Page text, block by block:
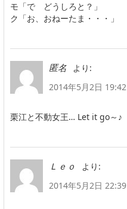
モ「で どうしろと？」
ク「お、おねーたま・・・」
匿名
より:
2014年5月2日 19:42
栗江と不動女王… Let it go～♪
Ｌｅｏ
より:
2014年5月2日 22:39